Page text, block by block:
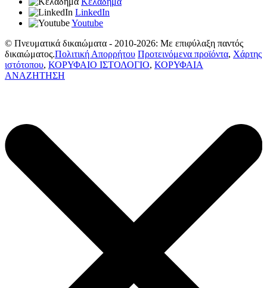
LinkedIn
Youtube
© Πνευματικά δικαιώματα - 2010-2026: Με επιφύλαξη παντός
δικαιώματος.Πολιτική Απορρήτου Προτεινόμενα προϊόντα, Χάρτης
ιστότοπου, ΚΟΡΥΦΑΙΟ ΙΣΤΟΛΟΓΙΟ, ΚΟΡΥΦΑΙΑ
ΑΝΑΖΗΤΗΣΗ